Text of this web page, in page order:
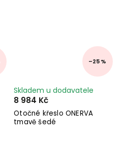
–25 %
Otočné křeslo ONERVA
tmavě šedé
Skladem u dodavatele
8 984 Kč